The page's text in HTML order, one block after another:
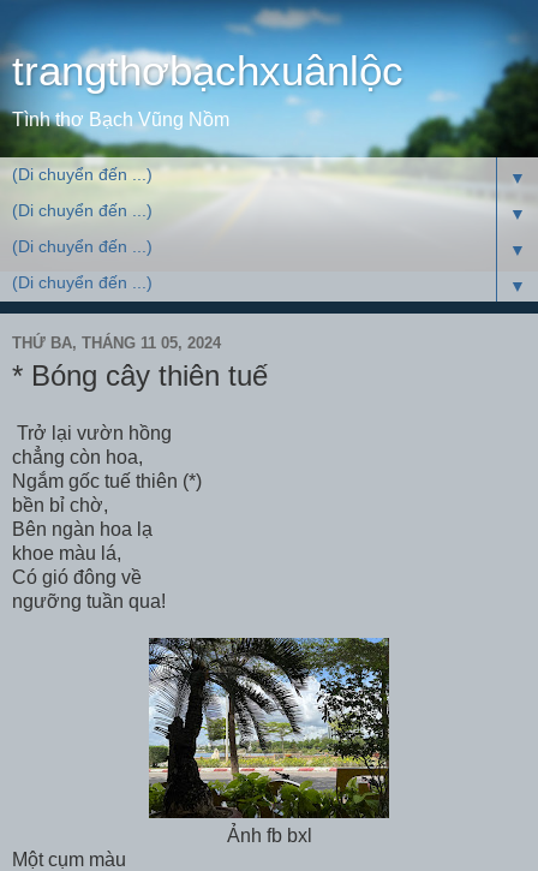
trangthơbạchxuânlộc
Tình thơ Bạch Vũng Nồm
▼
▼
▼
▼
THỨ BA, THÁNG 11 05, 2024
* Bóng cây thiên tuế
Trở lại vườn hồng
chẳng còn hoa,
Ngắm gốc tuế thiên (*)
bền bỉ chờ,
Bên ngàn hoa lạ
khoe màu lá,
Có gió đông về
ngưỡng tuần qua!
Ảnh fb bxl
Một cụm màu